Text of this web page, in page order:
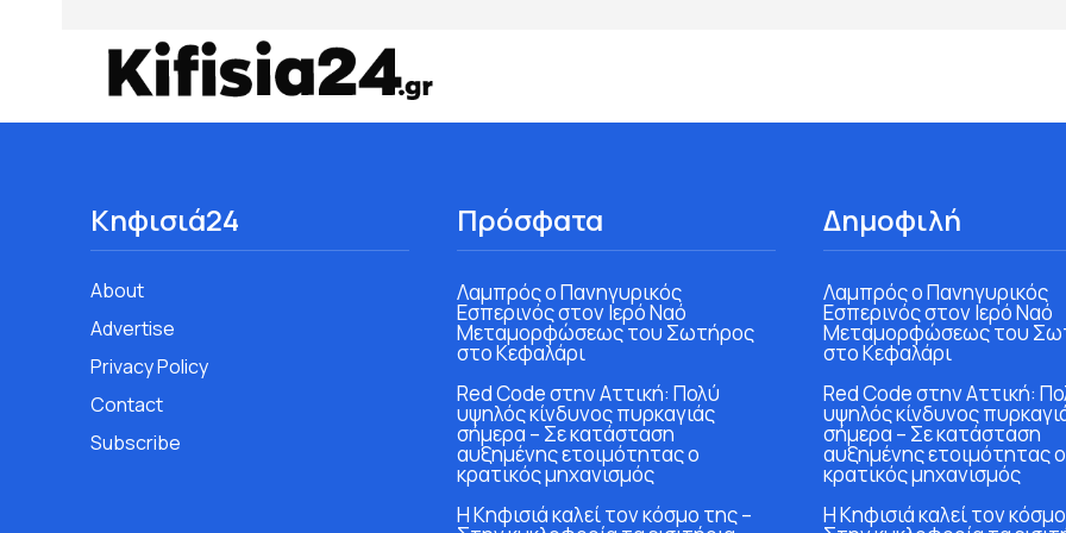
Κηφισιά24
About
Advertise
Privacy Policy
Contact
Subscribe
Πρόσφατα
Λαμπρός ο Πανηγυρικός
Εσπερινός στον Ιερό Ναό
Μεταμορφώσεως του Σωτήρος
στο Κεφαλάρι
Red Code στην Αττική: Πολύ
υψηλός κίνδυνος πυρκαγιάς
σήμερα – Σε κατάσταση
αυξημένης ετοιμότητας ο
κρατικός μηχανισμός
Η Κηφισιά καλεί τον κόσμο της –
Δημοφιλή
Λαμπρός ο Πανηγυρικός
Εσπερινός στον Ιερό Ναό
Μεταμορφώσεως του
στο Κεφαλάρι
Red Code στην Αττική:
υψηλός κίνδυνος
σήμερα – Σε κατάσταση
αυξημένης ετοιμότητας ο
κρατικός μηχανισμός
Η Κηφισιά καλεί τον